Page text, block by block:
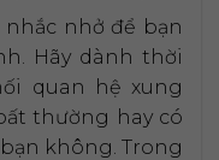
nhở để bạn
Hãy dành thời
quan hệ xung
thường hay có
không. Trong